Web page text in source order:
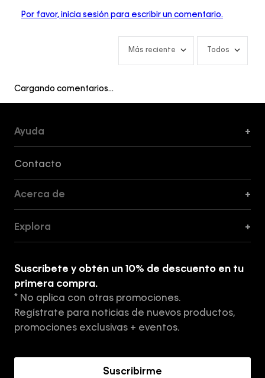
Por favor, inicia sesión para escribir un comentario.
Más reciente Todos
Cargando comentarios…
Ayuda +
Contacto
Acerca de +
Tiendas
Aviso de privacidad
Términos y Condiciones
Explora +
Suscríbete y obtén un 10% de descuento en tu
primera compra.
* No aplica con otras promociones.
Regístrate para noticias de nuevos productos,
promociones exclusivas + eventos.
Suscribirme